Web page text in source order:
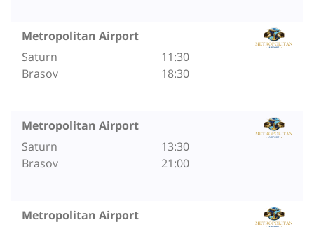
Metropolitan Airport
Saturn
Brasov
11:30
18:30
Metropolitan Airport
Saturn
Brasov
13:30
21:00
Metropolitan Airport